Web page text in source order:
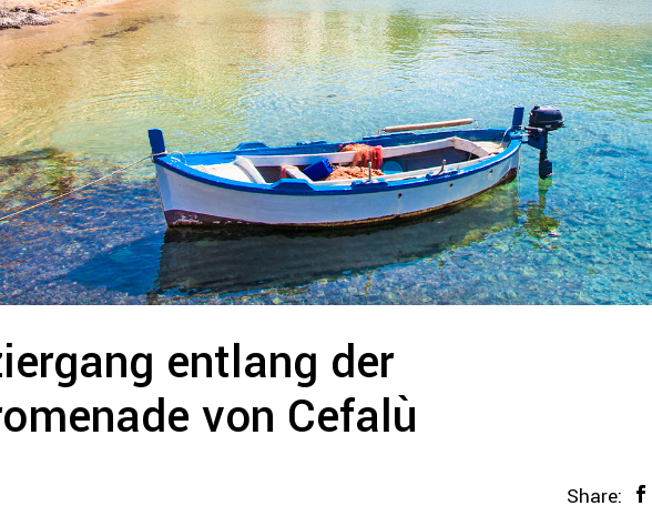
entlang der
von Cefalù
Share: